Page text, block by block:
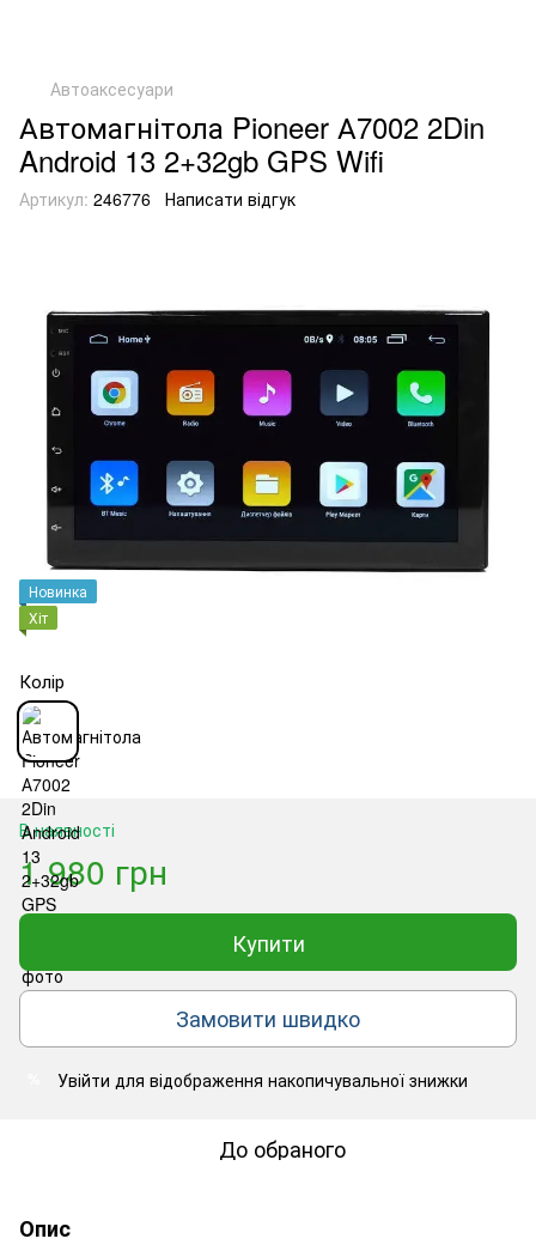
Автоаксесуари
Автомагнітола Pioneer А7002 2Din
Android 13 2+32gb GPS Wifi
Артикул: 246776 Написати відгук
Новинка
Хіт
Колір
В наявності
1 980 грн
Купити
Замовити швидко
Увійти для відображення накопичувальної знижки
До обраного
Опис